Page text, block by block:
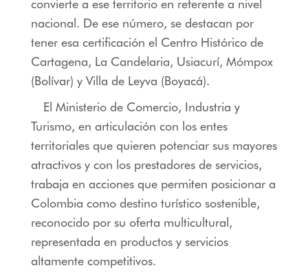
convierte a ese territorio en referente a nivel
nacional. De ese número, se destacan por
tener esa certificación el Centro Histórico de
Cartagena, La Candelaria, Usiacurí, Mómpox
(Bolívar) y Villa de Leyva (Boyacá).
El Ministerio de Comercio, Industria y
Turismo, en articulación con los entes
territoriales que quieren potenciar sus mayores
atractivos y con los prestadores de servicios,
trabaja en acciones que permiten posicionar a
Colombia como destino turístico sostenible,
reconocido por su oferta multicultural,
representada en productos y servicios
altamente competitivos.